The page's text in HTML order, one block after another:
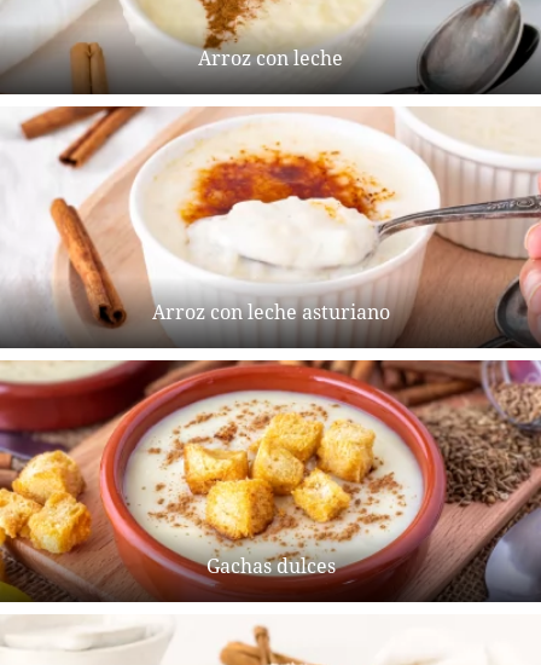
Arroz con leche
Arroz con leche asturiano
Gachas dulces